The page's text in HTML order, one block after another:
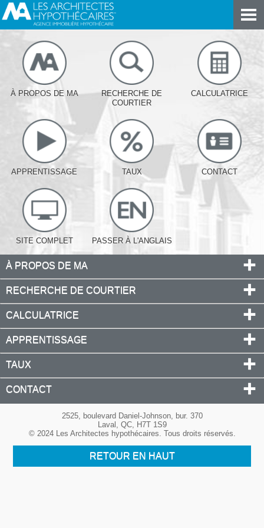
À PROPOS DE MA
RECHERCHE DE
COURTIER
CALCULATRICE
APPRENTISSAGE TAUX CONTACT
SITE COMPLET PASSER À L'ANGLAIS
À PROPOS DE MA
RECHERCHE DE COURTIER
CALCULATRICE
APPRENTISSAGE
TAUX
CONTACT
2525, boulevard Daniel-Johnson, bur. 370
Laval, QC, H7T 1S9
© 2024 Les Architectes hypothécaires. Tous droits réservés.
RETOUR EN HAUT